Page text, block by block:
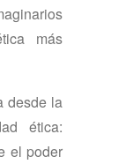
más
desde la
ética:
el poder